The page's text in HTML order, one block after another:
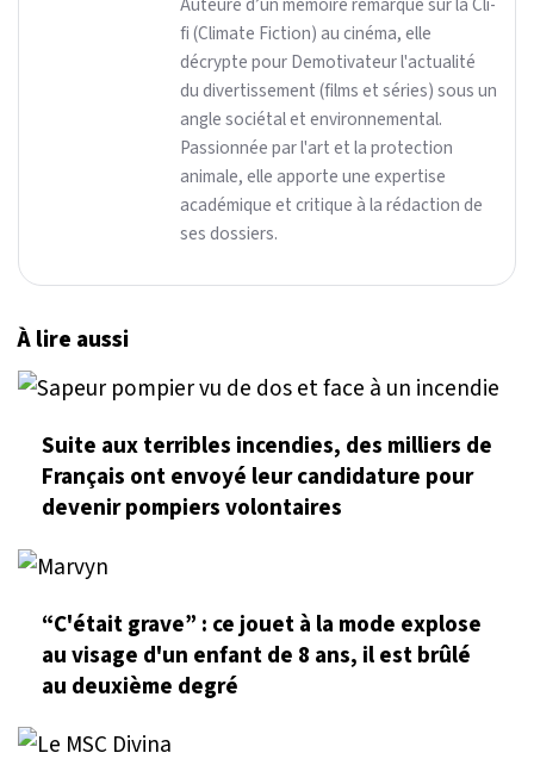
fi (Climate Fiction) au cinéma, elle
décrypte pour Demotivateur l'actualité
du divertissement (films et séries) sous un
angle sociétal et environnemental.
Passionnée par l'art et la protection
animale, elle apporte une expertise
académique et critique à la rédaction de
ses dossiers.
À lire aussi
Suite aux terribles incendies, des milliers de
Français ont envoyé leur candidature pour
devenir pompiers volontaires
“C'était grave” : ce jouet à la mode explose
au visage d'un enfant de 8 ans, il est brûlé
au deuxième degré